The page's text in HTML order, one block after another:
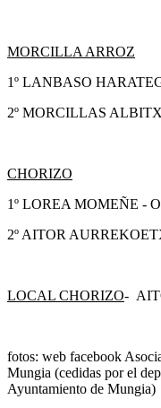
MORCILLA ARROZ
1º LANBASO
2º MORCILLAS
CHORIZO
1º LOREA MOMEÑE -
2º AITOR
LOCAL CHORIZO-
fotos: web facebook
Mungia (cedidas por el
Ayuntamiento de Mungia)